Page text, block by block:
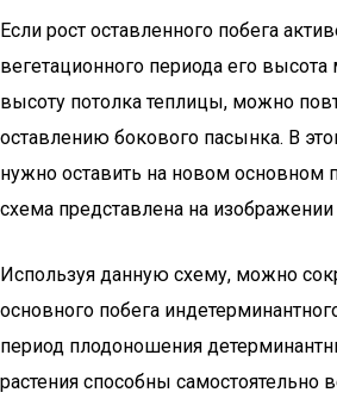
Если рост оставленного побега
вегетационного периода его
высоту потолка теплицы, можно
оставлению бокового пасынка. В
нужно оставить на новом основном
схема представлена на
Используя данную схему, можно
основного побега
период плодоношения
растения способны самостоятельно